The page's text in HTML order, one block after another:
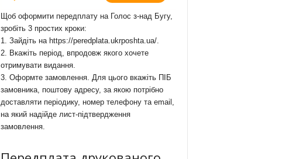
Щоб оформити передплату на Голос з-над Бугу,
зробіть 3 простих кроки:
1. Зайдіть на https://peredplata.ukrposhta.ua/.
2. Вкажіть період, впродовж якого хочете
отримувати видання.
3. Оформте замовлення. Для цього вкажіть ПІБ
замовника, поштову адресу, за якою потрібно
доставляти періодику, номер телефону та email,
на який надійде лист-підтвердження
замовлення.